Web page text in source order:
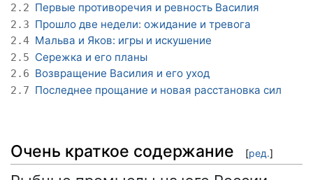
2.2 Первые противоречия и ревность Василия
2.3 Прошло две недели: ожидание и тревога
2.4 Мальва и Яков: игры и искушение
2.5 Сережка и его планы
2.6 Возвращение Василия и его уход
2.7 Последнее прощание и новая расстановка сил
Очень краткое содержание [ред.]